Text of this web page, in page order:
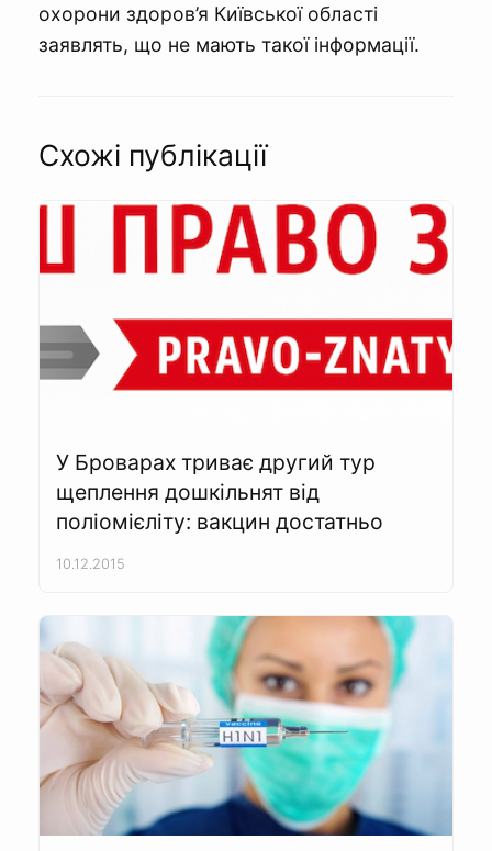
охорони здоров’я Київської області
заявлять, що не мають такої інформації.
Схожі публікації
У Броварах триває другий тур
щеплення дошкільнят від
поліомієліту: вакцин достатньо
10.12.2015